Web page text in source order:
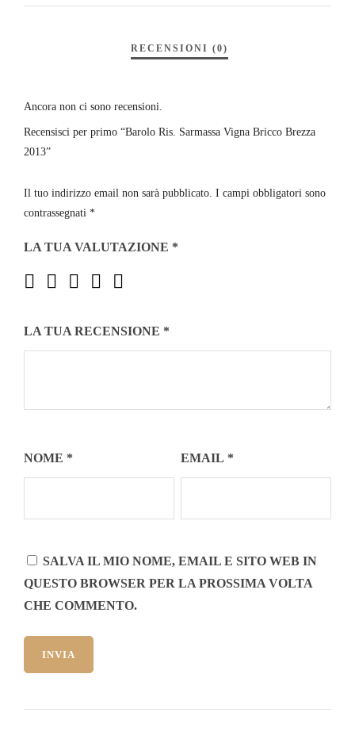
Ancora non ci sono recensioni.
Recensisci per primo “Barolo Ris. Sarmassa Vigna Bricco Brezza
2013”
Il tuo indirizzo email non sarà pubblicato. I campi obbligatori sono
contrassegnati *
LA TUA VALUTAZIONE *
LA TUA RECENSIONE *
NOME * EMAIL *
SALVA IL MIO NOME, EMAIL E SITO WEB IN
QUESTO BROWSER PER LA PROSSIMA VOLTA
CHE COMMENTO.